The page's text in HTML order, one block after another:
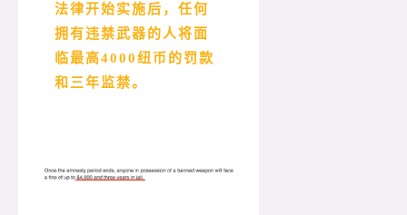
法律开始实施后，任何
拥有违禁武器的人将面
临最高4000纽币的罚款
和三年监禁。